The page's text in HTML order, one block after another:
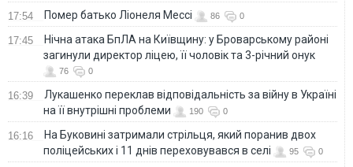
17:54 Помер батько Ліонеля Мессі 86 0
17:45
Нічна атака БпЛА на Київщину: у Броварському районі
загинули директор ліцею, її чоловік та 3-річний онук
76 0
16:39
Лукашенко переклав відповідальність за війну в Україні
на її внутрішні проблеми
190 0
16:16
На Буковині затримали стрільця, який поранив двох
поліцейських і 11 днів переховувався в селі
95 0